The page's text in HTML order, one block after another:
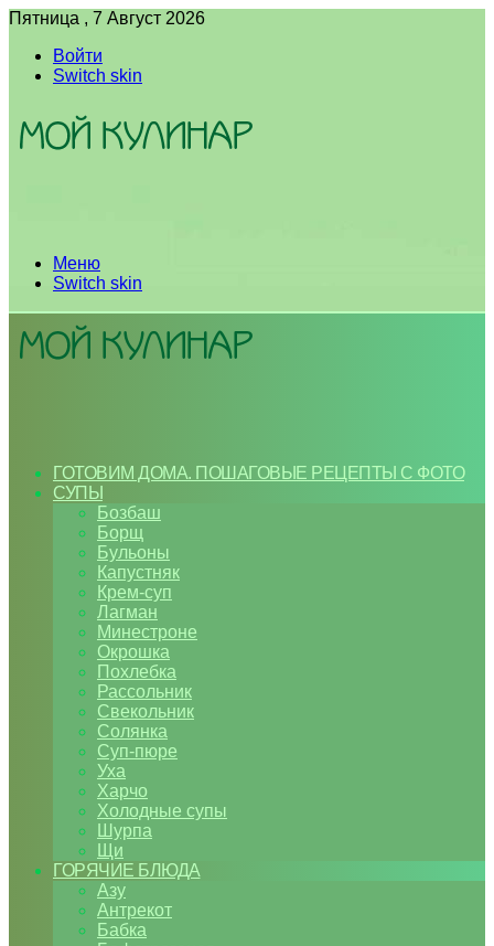
Пятница , 7 Август 2026
Войти
Switch skin
Меню
Switch skin
ГОТОВИМ ДОМА. ПОШАГОВЫЕ РЕЦЕПТЫ С ФОТО
СУПЫ
Бозбаш
Борщ
Бульоны
Капустняк
Крем-суп
Лагман
Минестроне
Окрошка
Похлебка
Рассольник
Свекольник
Солянка
Суп-пюре
Уха
Харчо
Холодные супы
Шурпа
Щи
ГОРЯЧИЕ БЛЮДА
Азу
Антрекот
Бабка